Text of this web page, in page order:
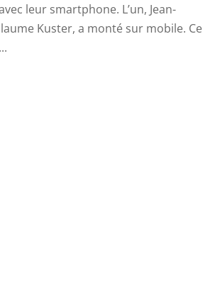
leur smartphone. L’un, Jean-
Kuster, a monté sur mobile. Ce